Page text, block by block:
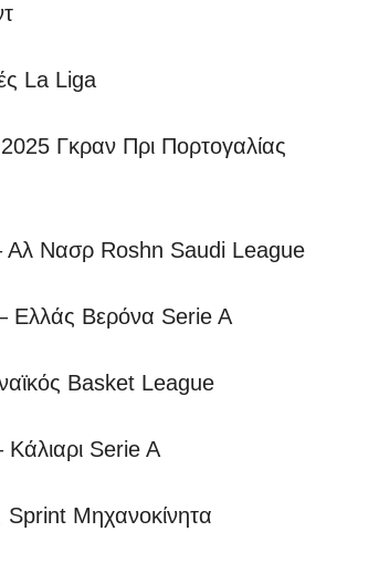
La Liga
Γκραν Πρι Πορτογαλίας
Νασρ Roshn Saudi League
Ελλάς Βερόνα Serie A
Basket League
Serie A
Μηχανοκίνητα